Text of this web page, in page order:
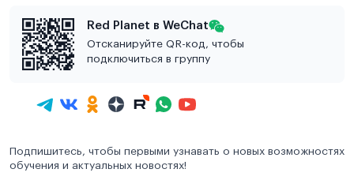
Red Planet в WeChat
Отсканируйте QR-код, чтобы
подключиться в группу
Подпишитесь, чтобы первыми узнавать о новых возможностях
обучения и актуальных новостях!